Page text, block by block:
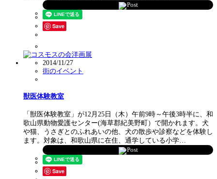
Post
Save
2014/11/27
街のイベント
獣医体験教室
「獣医体験教室」が12月25日（木）午前9時～午後3時半に、和
歌山県動物愛護センター(海草郡紀美野町）で開かれます。犬
や猫、うさぎとのふれあいの他、犬の散歩や診察などを体験し
ます。対象は、和歌山県に在住、通学している小学…
Post
Save